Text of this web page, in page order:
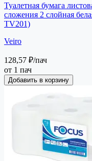
Туалетная бумага
сложения 2 слойная
TV201)
Veiro
128,57 ₽/пач
от 1 пач
Добавить в корзину